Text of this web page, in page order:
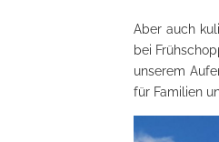
Aber auch
bei
unserem
für Familien